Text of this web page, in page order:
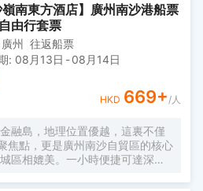
嶺南東方酒店】廣州南沙港船票
由行套票
廣州 往返船票
: 08月13日 -08月14日
HKD 669+ /人
融島，地理位置優越，這裏不僅
焦點，更是廣州南沙自貿區的核心
區相媲美。一小時便捷可達深
古典起翹之韻，整體造型俯瞰如